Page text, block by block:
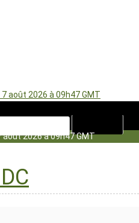
août 2026 à 09h47 GMT
août 2026 à 09h47 GMT